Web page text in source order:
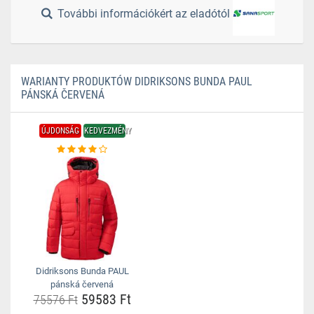
További információkért az eladótól
WARIANTY PRODUKTÓW DIDRIKSONS BUNDA PAUL
PÁNSKÁ ČERVENÁ
ÚJDONSÁG KEDVEZMÉNY
Didriksons Bunda PAUL
pánská červená
75576 Ft59583 Ft